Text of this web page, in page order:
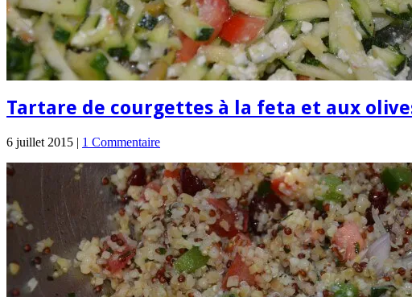
Tartare de courgettes à la feta et aux
6 juillet 2015 | 1 Commentaire